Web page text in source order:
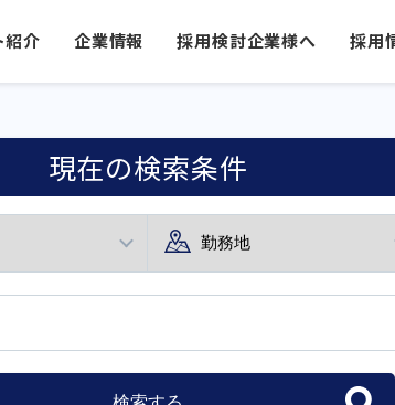
紹介 企業情報 採用検討企業様へ 採用
現在の検索条件